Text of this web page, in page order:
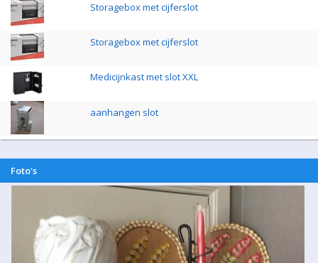
Storagebox met cijferslot
Storagebox met cijferslot
Medicijnkast met slot XXL
aanhangen slot
Foto's